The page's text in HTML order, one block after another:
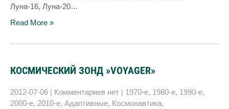
Луна-16, Луна-20…
Read More »
КОСМИЧЕСКИЙ ЗОНД »VOYAGER»
2012-07-06 | Комментариев нет | 1970-е, 1980-е, 1990-е,
2000-е, 2010-е, Адаптивные, Космонавтика,